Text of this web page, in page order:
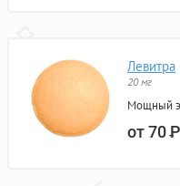
Левитра
20 мг
Мощный
от 70Р